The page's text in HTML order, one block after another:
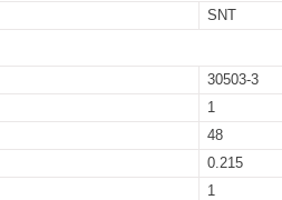
SNT
30503-3
1
48
0.215
1